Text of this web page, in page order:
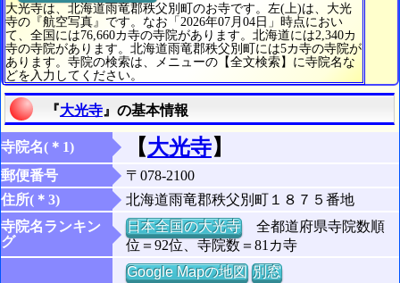
大光寺は、北海道雨竜郡秩父別町のお寺です。左(上)は、大光
寺の『航空写真』です。なお「2026年07月04日」時点におい
て、全国には76,660カ寺の寺院があります。北海道には2,340カ
寺の寺院があります。北海道雨竜郡秩父別町には5カ寺の寺院が
あります。寺院の検索は、メニューの【全文検索】に寺院名な
どを入力してください。
『大光寺 』の基本情報
寺院名(＊1) 【大光寺】
郵便番号
〒078-2100
住所(＊3)
北海道雨竜郡秩父別町１８７５番地
寺院名ランキン
グ
日本全国の大光寺全都道府県寺院数順
位＝92位、寺院数＝81カ寺
Google Mapの地図 別窓